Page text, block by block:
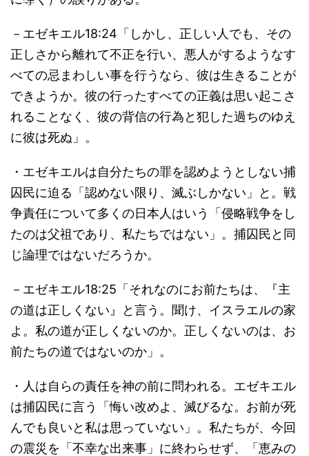
－エゼキエル18:24「しかし、正しい人でも、その
正しさから離れて不正を行い、悪人がするようなす
べての忌まわしい事を行うなら、彼は生きることが
できようか。彼の行ったすべての正義は思い起こさ
れることなく、彼の背信の行為と犯した過ちのゆえ
に彼は死ぬ」。
・エゼキエルは自分たちの罪を認めようとしない捕
囚民に迫る「認めない限り、滅ぶしかない」と。戦
争責任について多くの日本人はいう「侵略戦争をし
たのは父祖であり、私たちではない」。捕囚民と同
じ論理ではないだろうか。
－エゼキエル18:25「それなのにお前たちは、『主
の道は正しくない』と言う。聞け、イスラエルの家
よ。私の道が正しくないのか。正しくないのは、お
前たちの道ではないのか」。
・人は自らの責任を神の前に問われる。エゼキエル
は捕囚民に言う「悔い改めよ、滅びるな。お前が死
んでも良いと私は思っていない」。私たちが、今回
の震災を「不幸な出来事」に終わらせず、「恵みの